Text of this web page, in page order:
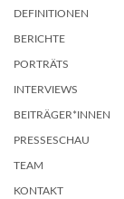
DEFINITIONEN
BERICHTE
PORTRÄTS
INTERVIEWS
BEITRÄGER*INNEN
PRESSESCHAU
TEAM
KONTAKT